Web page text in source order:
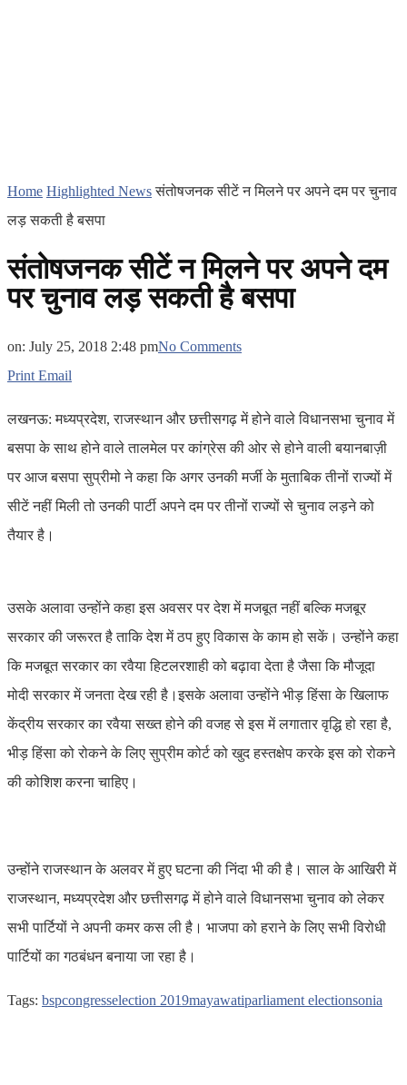
Home Highlighted News संतोषजनक सीटें न मिलने पर अपने दम पर चुनाव
लड़ सकती है बसपा
संतोषजनक सीटें न मिलने पर अपने दम
पर चुनाव लड़ सकती है बसपा
on: July 25, 2018 2:48 pmNo Comments
Print Email
लखनऊ: मध्यप्रदेश, राजस्थान और छत्तीसगढ़ में होने वाले विधानसभा चुनाव में
बसपा के साथ होने वाले तालमेल पर कांग्रेस की ओर से होने वाली बयानबाज़ी
पर आज बसपा सुप्रीमो ने कहा कि अगर उनकी मर्जी के मुताबिक तीनों राज्यों में
सीटें नहीं मिली तो उनकी पार्टी अपने दम पर तीनों राज्यों से चुनाव लड़ने को
तैयार है।
उसके अलावा उन्होंने कहा इस अवसर पर देश में मजबूत नहीं बल्कि मजबूर
सरकार की जरूरत है ताकि देश में ठप हुए विकास के काम हो सकें। उन्होंने कहा
कि मजबूत सरकार का रवैया हिटलरशाही को बढ़ावा देता है जैसा कि मौजूदा
मोदी सरकार में जनता देख रही है।इसके अलावा उन्होंने भीड़ हिंसा के खिलाफ
केंद्रीय सरकार का रवैया सख्त होने की वजह से इस में लगातार वृद्धि हो रहा है,
भीड़ हिंसा को रोकने के लिए सुप्रीम कोर्ट को खुद हस्तक्षेप करके इस को रोकने
की कोशिश करना चाहिए।
उन्होंने राजस्थान के अलवर में हुए घटना की निंदा भी की है। साल के आखिरी में
राजस्थान, मध्यप्रदेश और छत्तीसगढ़ में होने वाले विधानसभा चुनाव को लेकर
सभी पार्टियों ने अपनी कमर कस ली है। भाजपा को हराने के लिए सभी विरोधी
पार्टियों का गठबंधन बनाया जा रहा है।
Tags: bspcongresselection 2019mayawatiparliament electionsonia